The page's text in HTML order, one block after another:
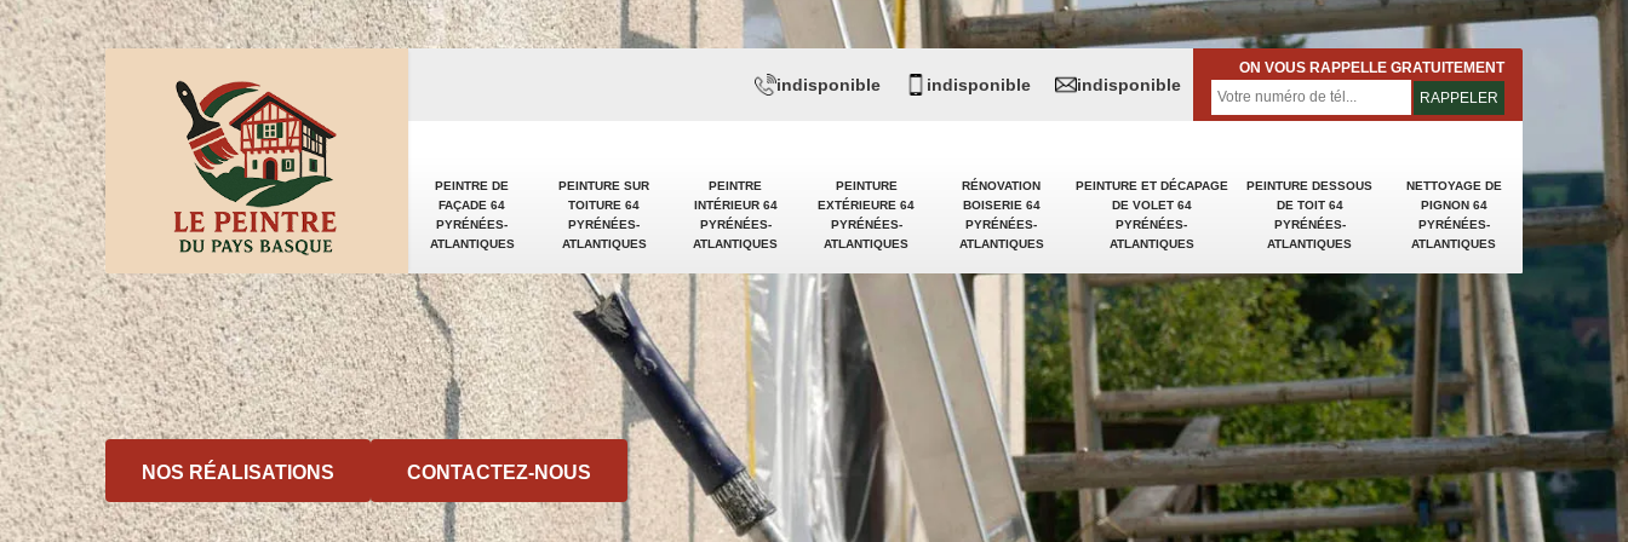
PEINTRE DE
FAÇADE 64
PYRÉNÉES-
ATLANTIQUES
PEINTURE SUR
TOITURE 64
PYRÉNÉES-
ATLANTIQUES
PEINTRE
INTÉRIEUR 64
PYRÉNÉES-
ATLANTIQUES
PEINTURE
EXTÉRIEURE 64
PYRÉNÉES-
ATLANTIQUES
RÉNOVATION
BOISERIE 64
PYRÉNÉES-
ATLANTIQUES
PEINTURE ET DÉCAPAGE
DE VOLET 64
PYRÉNÉES-
ATLANTIQUES
PEINTURE DESSOUS
DE TOIT 64
PYRÉNÉES-
ATLANTIQUES
NETTOYAGE DE
PIGNON 64
PYRÉNÉES-
ATLANTIQUES
indisponible indisponible indisponible
ON VOUS RAPPELLE GRATUITEMENT
NOS RÉALISATIONS CONTACTEZ-NOUS